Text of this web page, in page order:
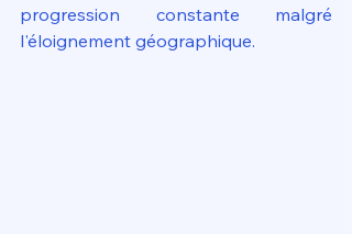
progression constante malgré
l'éloignement géographique.